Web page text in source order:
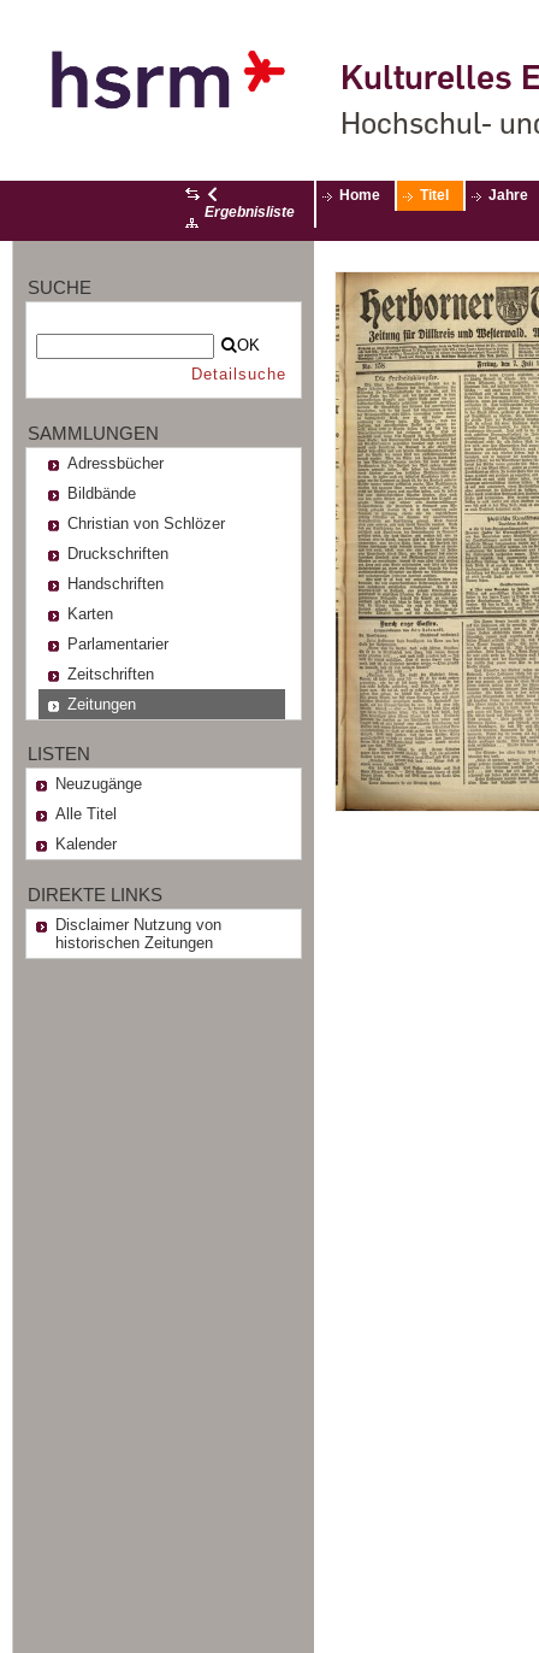
Kulturelles
Hochschul-
Ergebnisliste
Home Titel Jahre
SUCHE
OK
Detailsuche
SAMMLUNGEN
Adressbücher
Bildbände
Christian von Schlözer
Druckschriften
Handschriften
Karten
Parlamentarier
Zeitschriften
Zeitungen
LISTEN
Neuzugänge
Alle Titel
Kalender
DIREKTE LINKS
Disclaimer Nutzung von
historischen Zeitungen